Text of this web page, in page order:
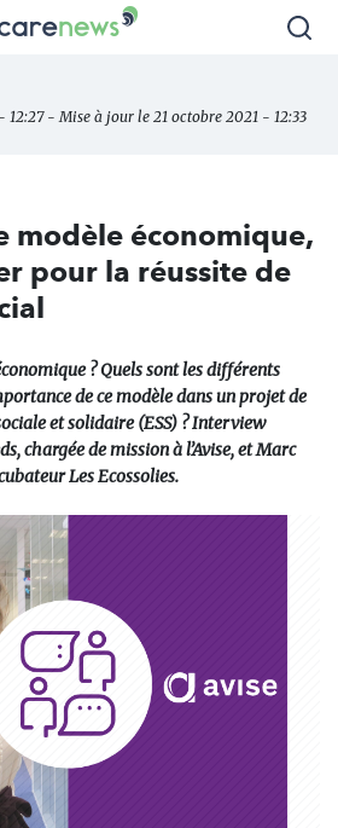
des
- Mise à jour le 21 octobre 2021 - 12:33
modèle économique,
pour la réussite de
? Quels sont les différents
de ce modèle dans un projet de
et solidaire (ESS) ? Interview
chargée de mission à l’Avise, et Marc
Les Ecossolies.